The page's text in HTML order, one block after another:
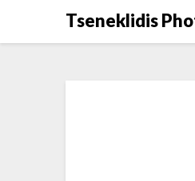
Tseneklidis